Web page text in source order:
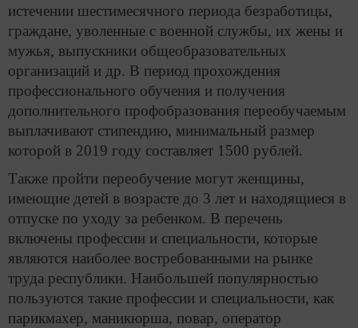
истечении шестимесячного периода безработицы,
граждане, уволенные с военной службы, их жены и
мужья, выпускники общеобразовательных
организаций и др. В период прохождения
профессионального обучения и получения
дополнительного профобразования переобучаемым
выплачивают стипендию, минимальный размер
которой в 2019 году составляет 1500 рублей.
Также пройти переобучение могут женщины,
имеющие детей в возрасте до 3 лет и находящиеся в
отпуске по уходу за ребенком. В перечень
включены профессии и специальности, которые
являются наиболее востребованными на рынке
труда республики. Наибольшей популярностью
пользуются такие профессии и специальности, как
парикмахер, маникюрша, повар, оператор